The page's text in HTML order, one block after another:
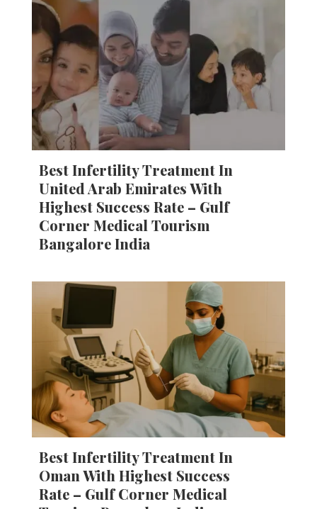
Best Infertility Treatment In
United Arab Emirates With
Highest Success Rate – Gulf
Corner Medical Tourism
Bangalore India
Best Infertility Treatment In
Oman With Highest Success
Rate – Gulf Corner Medical